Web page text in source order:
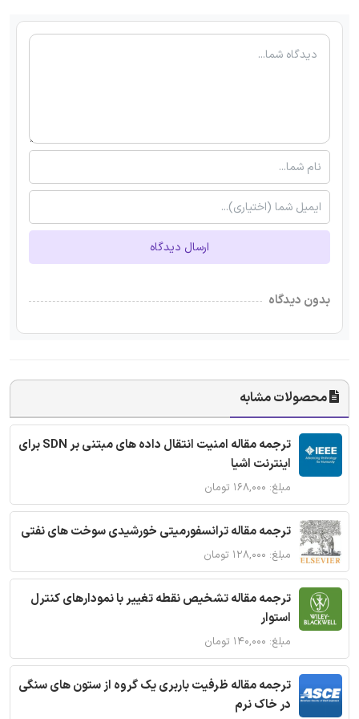
ارسال دیدگاه
بدون دیدگاه
محصولات مشابه
ترجمه مقاله امنیت انتقال داده های مبتنی بر SDN برای
اینترنت اشیا
مبلغ: ۱۶۸,۰۰۰ تومان
ترجمه مقاله ترانسفورمیتی خورشیدی سوخت های نفتی
مبلغ: ۱۲۸,۰۰۰ تومان
ترجمه مقاله تشخیص نقطه تغییر با نمودارهای کنترل
استوار
مبلغ: ۱۴۰,۰۰۰ تومان
ترجمه مقاله ظرفیت باربری یک گروه از ستون های سنگی
در خاک نرم